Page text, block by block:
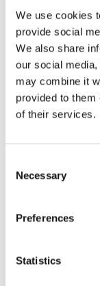
We use cookies
provide social
We also share
our social
may combine it
provided to them
of their services.
Selection
Necessary
Preferences
Statistics
Rotor, komplett
OR80013456G
(ex. moms)
Rotor teeth 8t/6k